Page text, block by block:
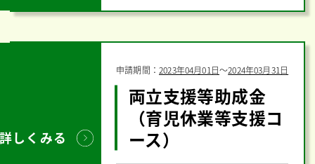
詳しくみる
申請期間：2023年04月01日〜2024年03月31日
両立支援等助成金
（育児休業等支援コ
ース）